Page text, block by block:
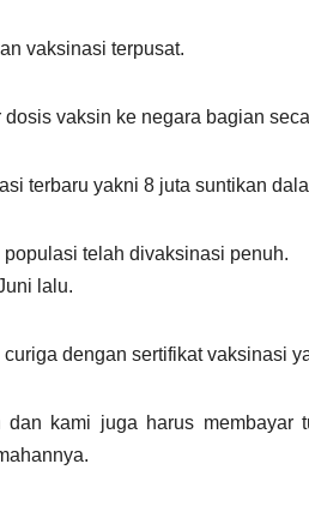
vaksinasi terpusat.
vaksin ke negara bagian
terbaru yakni 8 juta suntikan
telah divaksinasi penuh.
lalu.
dengan sertifikat vaksinasi
kami juga harus membayar